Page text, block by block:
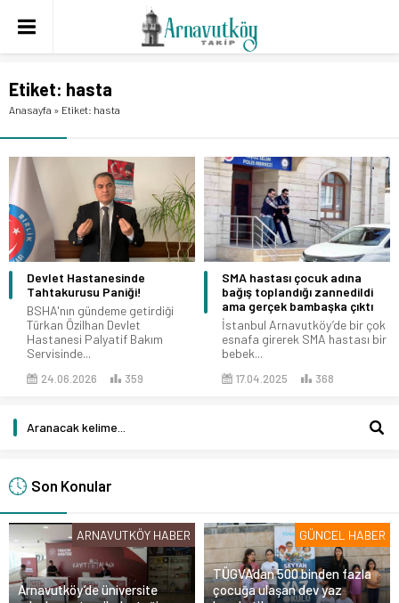
Etiket: hasta
Anasayfa » Etiket: hasta
Devlet Hastanesinde
Tahtakurusu Paniği!
BSHA'nın gündeme getirdiği
Türkan Özilhan Devlet
Hastanesi Palyatif Bakım
Servisinde...
24.06.2026 359
SMA hastası çocuk adına
bağış toplandığı zannedildi
ama gerçek bambaşka çıktı
İstanbul Arnavutköy’de bir çok
esnafa girerek SMA hastası bir
bebek...
17.04.2025 368
Son Konular
ARNAVUTKÖY HABER
Arnavutköy’de üniversite
GÜNCEL HABER
TÜGVA’dan 500 binden fazla
çocuğa ulaşan dev yaz